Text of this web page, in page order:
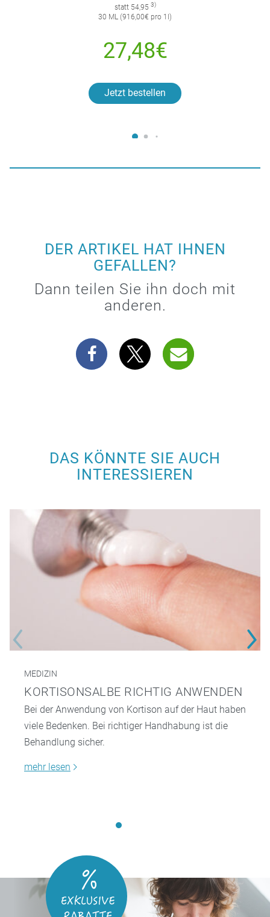
statt 54,95 3)
30 ML (916,00€ pro 1l)
27,48€
Jetzt bestellen
DER ARTIKEL HAT IHNEN
GEFALLEN?
Dann teilen Sie ihn doch mit
anderen.
DAS KÖNNTE SIE AUCH
INTERESSIEREN
MEDIZIN
KORTISONSALBE RICHTIG ANWENDEN
Bei der Anwendung von Kortison auf der Haut haben
viele Bedenken. Bei richtiger Handhabung ist die
Behandlung sicher.
mehr lesen